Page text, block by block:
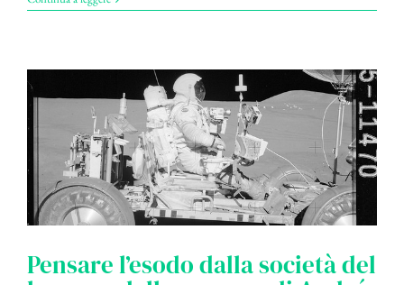
Pensare l’esodo dalla società del